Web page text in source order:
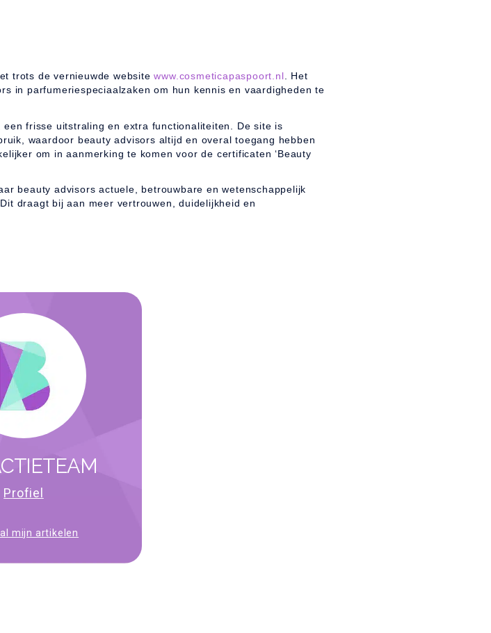
trots de vernieuwde websitewww.cosmeticapaspoort.nl . Het
in parfumeriespeciaalzaken om hun kennis en vaardigheden te
frisse uitstraling en extra functionaliteiten. De site is
waardoor beauty advisors altijd en overal toegang hebben
om in aanmerking te komen voor de certificaten ‘Beauty
beauty advisors actuele, betrouwbare en wetenschappelijk
draagt bij aan meer vertrouwen, duidelijkheid en
Profiel
mijn artikelen